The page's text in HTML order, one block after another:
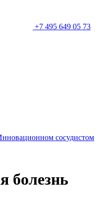
+7 495 649 05 73
сосудистом
болезнь